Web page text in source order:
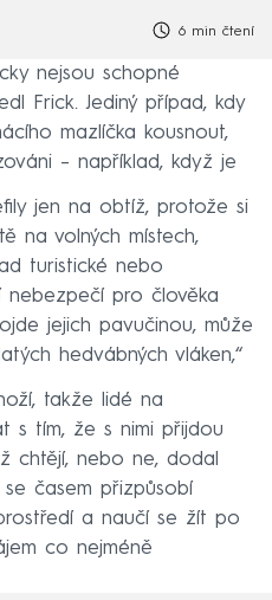
6 min čtení
nejsou schopné
Frick. Jediný případ, kdy
mazlíčka kousnout,
–⁠ například, když je
jen na obtíž, protože si
na volných místech,
turistické nebo
nebezpečí pro člověka
jejich pavučinou, může
hedvábných vláken,“
takže lidé na
s tím, že s nimi přijdou
chtějí, nebo ne, dodal
časem přizpůsobí
a naučí se žít po
co nejméně